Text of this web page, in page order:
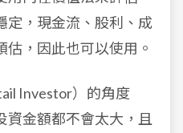
定，現金流、股利、成
，因此也可以使用。
Investor）的角度
資金額都不會太大，且